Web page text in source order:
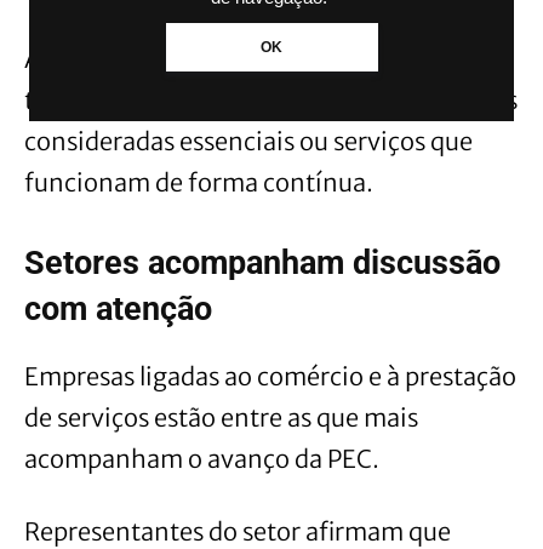
OK
A intenção da proposta é aumentar o
tempo de descanso sem eliminar atividades
consideradas essenciais ou serviços que
funcionam de forma contínua.
Setores acompanham discussão
com atenção
Empresas ligadas ao comércio e à prestação
de serviços estão entre as que mais
acompanham o avanço da PEC.
Representantes do setor afirmam que